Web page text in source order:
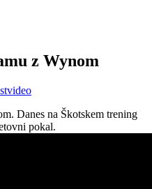
z Wynom
video
Danes na Škotskem trening
pokal.